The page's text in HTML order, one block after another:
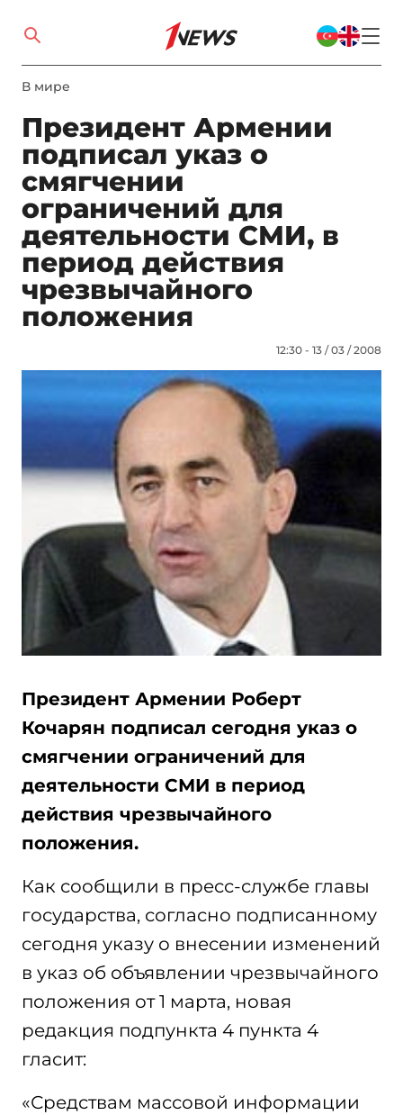
В мире
Президент Армении
подписал указ о
смягчении
ограничений для
деятельности СМИ, в
период действия
чрезвычайного
положения
12:30 - 13 / 03 / 2008
Президент Армении Роберт
Кочарян подписал сегодня указ о
смягчении ограничений для
деятельности СМИ в период
действия чрезвычайного
положения.
Как сообщили в пресс-службе главы
государства, согласно подписанному
сегодня указу о внесении изменений
в указ об объявлении чрезвычайного
положения от 1 марта, новая
редакция подпункта 4 пункта 4
гласит:
«Средствам массовой информации